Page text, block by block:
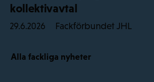
kollektivavtal
29.6.2026 Fackförbundet JHL
Alla fackliga nyheter